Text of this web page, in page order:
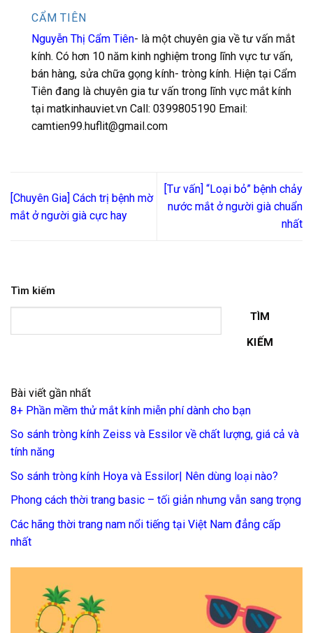
CẨM TIÊN
Nguyễn Thị Cẩm Tiên- là một chuyên gia về tư vấn mắt
kính. Có hơn 10 năm kinh nghiệm trong lĩnh vực tư vấn,
bán hàng, sửa chữa gọng kính- tròng kính. Hiện tại Cẩm
Tiên đang là chuyên gia tư vấn trong lĩnh vực mắt kính
tại matkinhauviet.vn Call: 0399805190 Email:
camtien99.huflit@gmail.com
[Chuyên Gia] Cách trị bệnh mờ
mắt ở người già cực hay
[Tư vấn] “Loại bỏ” bệnh chảy
nước mắt ở người già chuẩn
nhất
Tìm kiếm
TÌM
KIẾM
Bài viết gần nhất
8+ Phần mềm thử mắt kính miễn phí dành cho bạn
So sánh tròng kính Zeiss và Essilor về chất lượng, giá cả và
tính năng
So sánh tròng kính Hoya và Essilor| Nên dùng loại nào?
Phong cách thời trang basic – tối giản nhưng vẫn sang trọng
Các hãng thời trang nam nổi tiếng tại Việt Nam đẳng cấp
nhất